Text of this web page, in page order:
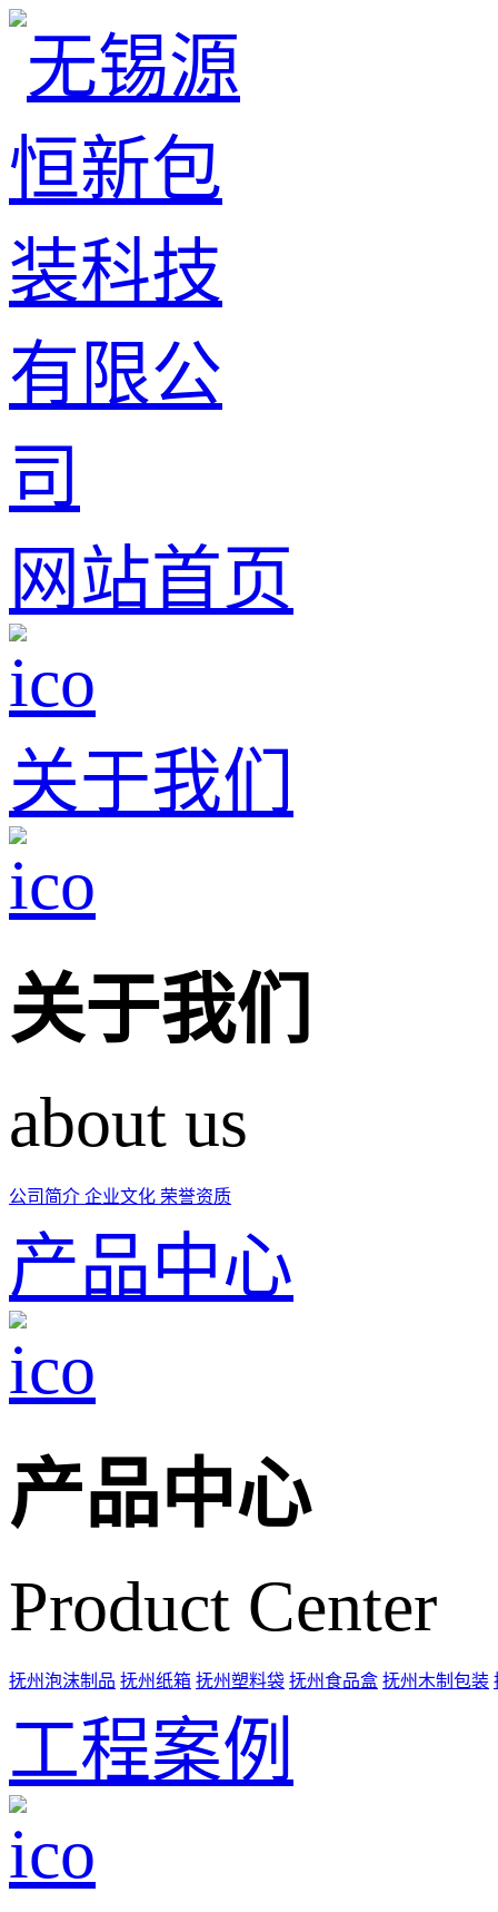
网站首页
关于我们
关于我们
about us
公司简介 企业文化 荣誉资质
产品中心
产品中心
Product Center
抚州泡沫制品 抚州纸箱 抚州塑料袋 抚州食品盒 抚州木制包装
工程案例